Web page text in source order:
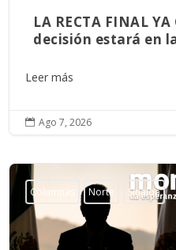
LA RECTA FINAL
decisión estará en
Leer más
 Ago 7, 2026
Columnas Norte Sinaloa